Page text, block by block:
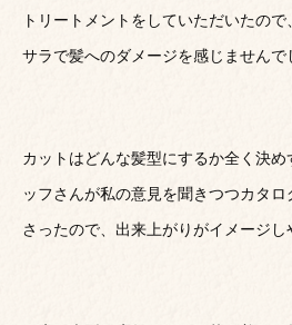
トリートメントをしていただいたの
サラで髪へのダメージを感じませんで
カットはどんな髪型にするか全く決
ッフさんが私の意見を聞きつつカタ
さったので、出来上がりがイメージし